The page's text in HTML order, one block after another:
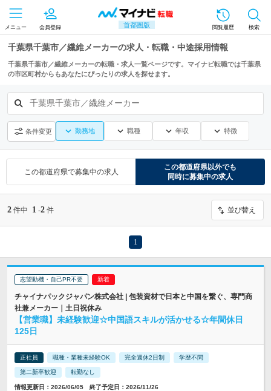
首都圏版
メニュー 会員登録 閲覧履歴 検索
千葉県千葉市／繊維メーカーの求人・転職・中途採用情報
千葉県千葉市／繊維メーカーの転職・求人一覧ページです。マイナビ転職では千葉県
の市区町村からもあなたにぴったりの求人を探せます。
千葉県千葉市／繊維メーカー
条件変更 勤務地 職種 年収 特徴
この都道府県で募集中の求人
この都道府県以外でも
同時に募集中の求人
2 件中 1 -2 件 並び替え
1
志望動機・自己PR不要
チャイナパックジャパン株式会社 | 包装資材で日本と中国を繋ぐ、専門商
社兼メーカー｜土日祝休み
【営業職】未経験歓迎☆中国語スキルが活かせる☆年間休日
125日
正社員 職種・業種未経験OK 完全週休2日制 学歴不問
第二新卒歓迎 転勤なし
情報更新日：2026/06/05 終了予定日：2026/11/26